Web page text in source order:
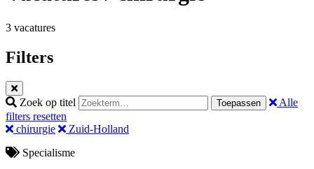
3 vacatures
Filters
Zoek op titel Toepassen
Alle
filters resetten
chirurgie
Zuid-Holland
Specialisme